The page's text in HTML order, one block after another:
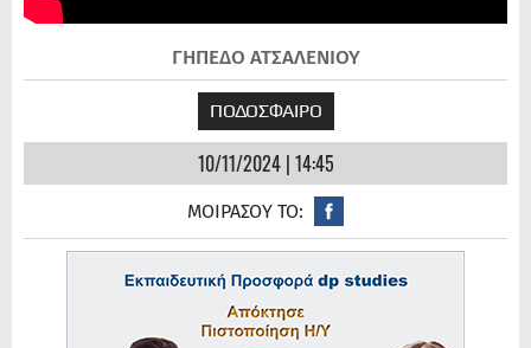
ΓΗΠΕΔΟ ΑΤΣΑΛΕΝΙΟΥ
ΠΟΔΟΣΦΑΙΡΟ
10/11/2024 | 14:45
ΜΟΙΡΑΣΟΥ ΤΟ: